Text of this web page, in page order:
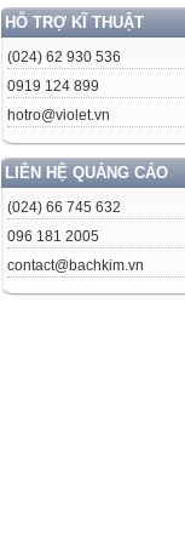
HỖ TRỢ KĨ THUẬT
(024) 62 930 536
0919 124 899
hotro@violet.vn
LIÊN HỆ QUẢNG CÁO
(024) 66 745 632
096 181 2005
contact@bachkim.vn